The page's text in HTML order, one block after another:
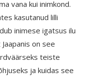
vana kui inimkond.
kasutanud lilli
inimese igatsus ilu
on see
teiste
ja kuidas see